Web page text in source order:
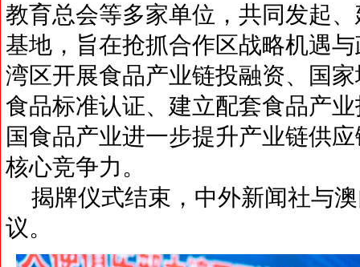
教育总会等多家单位，共同发起
基地，旨在抢抓合作区战略机遇
湾区开展食品产业链投融资、国
食品标准认证、建立配套食品产
国食品产业进一步提升产业链供
核心竞争力。
揭牌仪式结束，中外新闻社与
议。